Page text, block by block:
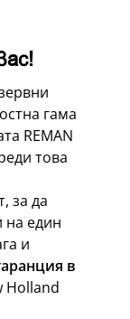
гама
REMAN
това
за да
на един
и
в
Holland